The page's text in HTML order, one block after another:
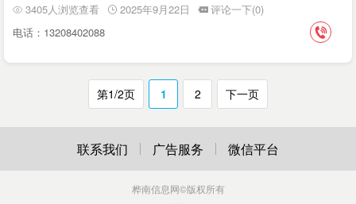
3405人浏览查看 2025年9月22日
评论一下(0)
电话：13208402088
第1/2页 1 2 下一页
联系我们 广告服务 微信平台
桦南信息网©版权所有